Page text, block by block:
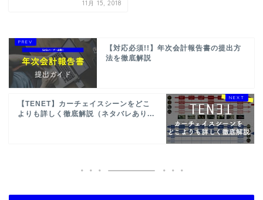
11月 15, 2018
【対応必須!!】年次会計報告書の提出方
法を徹底解説
【TENET】カーチェイスシーンをどこ
よりも詳しく徹底解説（ネタバレあり...